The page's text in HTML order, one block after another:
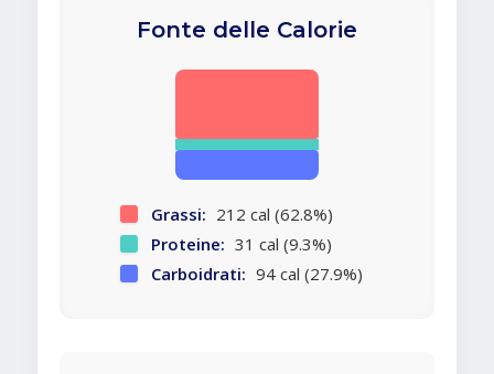
Fonte delle Calorie
Grassi: 212 cal (62.8%)
Proteine: 31 cal (9.3%)
Carboidrati: 94 cal (27.9%)